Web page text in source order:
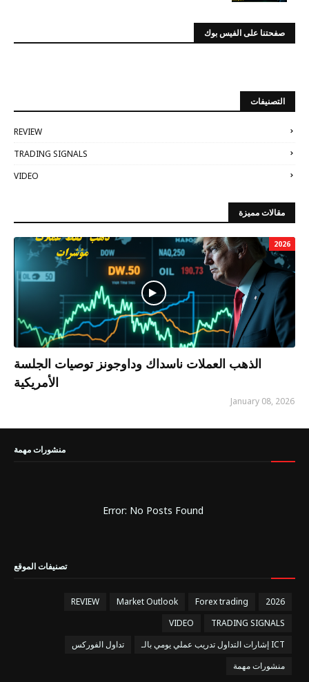
صفحتنا على الفيس بوك
التصنيفات
REVIEW
TRADING SIGNALS
VIDEO
مقالات مميزة
2026
الذهب العملات ناسداك وداوجونز توصيات الجلسة
الأمريكية
January 08, 2026
منشورات مهمة
Error: No Posts Found
تصنيفات الموقع
2026
Forex trading
Market Outlook
REVIEW
TRADING SIGNALS
VIDEO
إشارات التداول تدريب عملي يومي بالـ ICT
تداول الفوركس
منشورات مهمة